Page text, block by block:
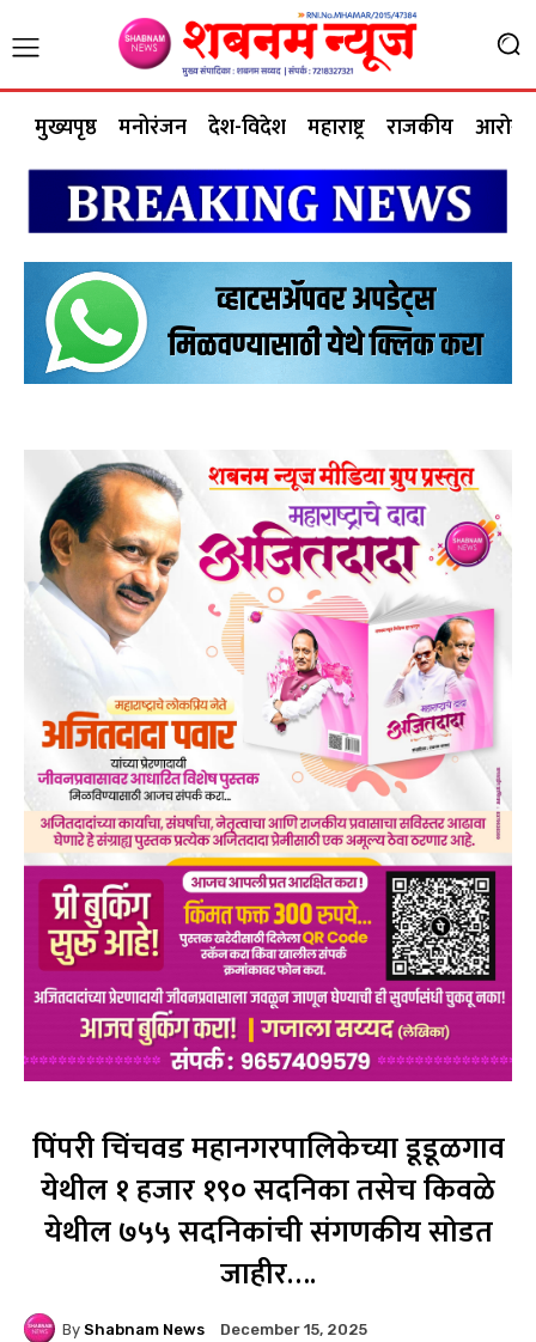
मुख्यपृष्ठ मनोरंजन देश-विदेश महाराष्ट्र राजकीय आरोग्य
पिंपरी चिंचवड महानगरपालिकेच्या डूडूळगाव
येथील १ हजार १९० सदनिका तसेच किवळे
येथील ७५५ सदनिकांची संगणकीय सोडत
जाहीर….
By Shabnam News December 15, 2025